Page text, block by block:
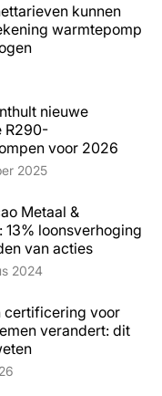
kunnen
warmtepomp
nieuwe
R290-
voor 2026
2025
Metaal &
13% loonsverhoging
van acties
2024
certificering voor
verandert: dit